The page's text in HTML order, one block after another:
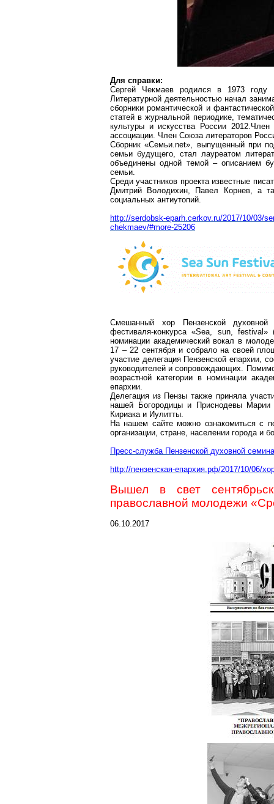
Для справки:
Сергей Чекмаев родился в 1973 году
Литературной деятельностью начал
сборники романтической и
статей в журнальной периодике,
культуры и искусства России
ассоциации. Член Союза литераторов
Сборник «Семьи.net», выпущенный при
семьи будущего, стал лауреатом
объединены одной темой – описанием
семьи.
Среди участников проекта известные
Дмитрий
Володихин, Павел Корнев, а
социальных антиутопий.
http://serdobsk-eparh.cerkov.ru/2017/10/03/
chekmaev/#more-25206
Смешанный хор Пензенской духовной
фестиваля-конкурса «Sea, sun,festival»
номинации академический вокал в
17 – 22 сентября и собрало на своей
участие делегация Пензенской епархии,
руководителей и сопровождающих.
возрастной категории в номинации
епархии.
Делегация из Пензы также приняла
нашей Богородицы и Приснодевы Марии
Кириакаи Иулитты.
На нашем сайте можно ознакомиться с
организации, стране, населении города и
Пресс-служба Пензенской духовной
http://пензенская-епархия.рф/2017/10/06/
Вышел в свет
православной молодежи
06.10.2017